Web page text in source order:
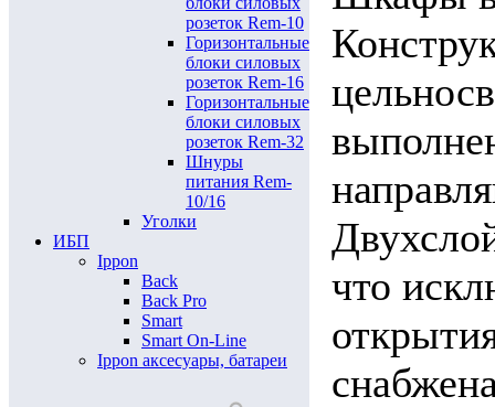
розеток Rem-10
Горизонтальные
блоки силовых
розеток Rem-16
Горизонтальные
блоки силовых
розеток Rem-32
Шнуры
питания Rem-
10/16
Уголки
ИБП
Ippon
Back
Back Pro
Smart
Smart On-Line
Ippon аксесуары, батареи
что